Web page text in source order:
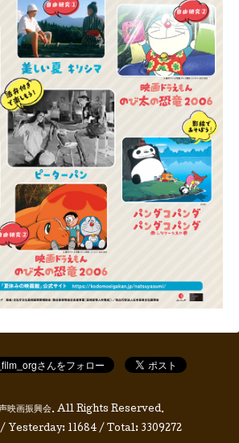
映画振興会. All Rights Reserved.
/ Yesterday: 11684 / Total: 3309272